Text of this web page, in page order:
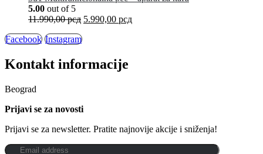
5.00 out of 5
11.990,00рсд 5.990,00 рсд
Facebook Instagram
Kontakt informacije
Beograd
Prijavi se za novosti
Prijavi se za newsletter. Pratite najnovije akcije i sniženja!